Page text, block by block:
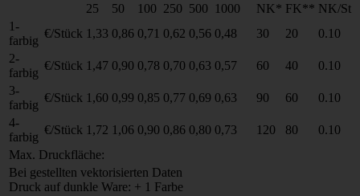
25
50 100 250 500 1000 NK* FK** NK/St
1-
farbig
€/Stück 1,33 0,86 0,71 0,62 0,56 0,48 30 20
0.10
2-
farbig
€/Stück 1,47 0,90 0,78 0,70 0,63 0,57 60 40
0.10
3-
farbig
€/Stück 1,60 0,99 0,85 0,77 0,69 0,63 90 60
0.10
4-
farbig
€/Stück 1,72 1,06 0,90 0,86 0,80 0,73 120 80
0.10
Max. Druckfläche:
Bei gestellten vektorisierten Daten
Druck auf dunkle Ware: + 1 Farbe